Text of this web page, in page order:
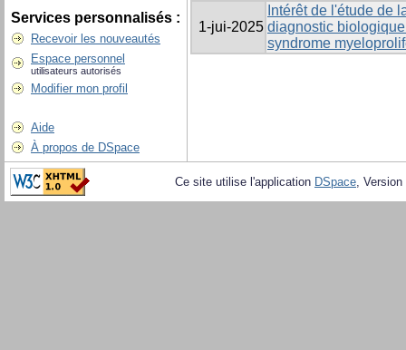
Services personnalisés :
Recevoir les nouveautés
Espace personnel
utilisateurs autorisés
Modifier mon profil
Aide
À propos de DSpace
1-jui-2025
Intérêt de l'étude de
diagnostic
syndrome
Ce site utilise l'application DSpace,